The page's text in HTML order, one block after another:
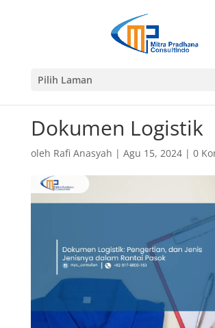
Pilih Laman
Dokumen Logistik
oleh Rafi Anasyah | Agu 15, 2024| 0